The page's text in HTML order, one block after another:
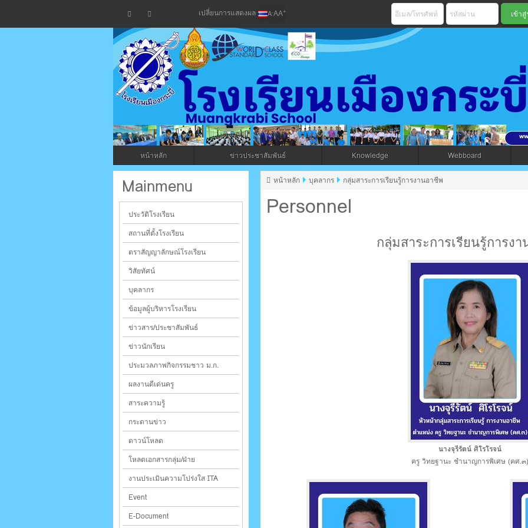
เปลี่ยนการแสดงผล A-AA+
โรงเรียนเมืองกระบี่ สพม
กระบี่
ระบบบริหารจัดการเว็บไซต์ (CMS) ด้วย Ajax โดยคนไทย
หน้าหลัก ข่าวประชาสัมพันธ์ Knowledge Webboard
Personnel
หน้าหลัก บุคลากร กลุ่มสาระการเรียนรู้การงานอาชีพ
กลุ่มสาระการเรียนรู้การง
นางจุรีรัตน์ ศิโรโรจน์
ครู วิทยฐานะ ชำนาญการพิเศษ (คศ.๓)
Mainmenu
ประวัติโรงเรียน
สถานที่ตั้งโรงเรียน
ตราสัญญาลักษณ์โรงเรียน
วิสัยทัศน์
บุคลากร
ข้อมูลผู้บริหารโรงเรียน
ข่าวสาร/ประชาสัมพันธ์
ข่าวนักเรียน
ประมวลภาพกิจกรรมชาว ม.ก.
ผลงานดีเด่นครู
สาระความรู้
กระดานข่าว
ดาวน์โหลด
โหลดเอกสารกลุ่ม/ฝ่าย
งานประเมินความโปร่งใส ITA
Event
E-Document